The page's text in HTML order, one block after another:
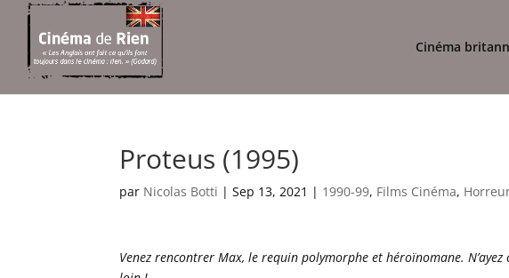
Cinéma
Proteus (1995)
par Nicolas Botti |Sep 13, 2021 | 1990-99, Films Cinéma,
Venez rencontrer Max, le requin polymorphe et héroïnomane.